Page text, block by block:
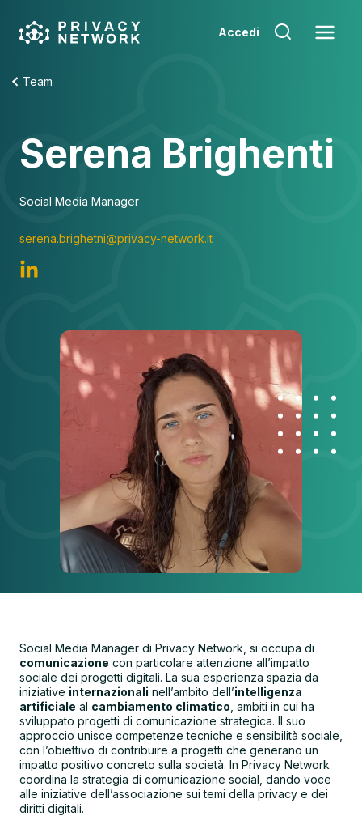
content
Accedi
Team
Serena Brighenti
Social Media Manager
serena.brighetni@privacy-network.it
Social Media Manager di Privacy Network, si occupa di
comunicazione con particolare attenzione all’impatto
sociale dei progetti digitali. La sua esperienza spazia da
iniziative internazionali nell’ambito dell’intelligenza
artificiale al cambiamento climatico , ambiti in cui ha
sviluppato progetti di comunicazione strategica. Il suo
approccio unisce competenze tecniche e sensibilità sociale,
con l’obiettivo di contribuire a progetti che generano un
impatto positivo concreto sulla società. In Privacy Network
coordina la strategia di comunicazione social, dando voce
alle iniziative dell’associazione sui temi della privacy e dei
diritti digitali.